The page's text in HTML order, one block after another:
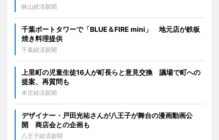
狭山経済新聞
千葉ポートタワーで「BLUE＆FIRE mini」 地元店が鉄板
焼き料理提供
千葉経済新聞
上里町の児童生徒16人が町長らと意見交換 議場で町への
提案、再質問も
本庄経済新聞
デザイナー・戸田光祐さんが八王子が舞台の漫画動画公
開 商店会との企画も
八王子経済新聞